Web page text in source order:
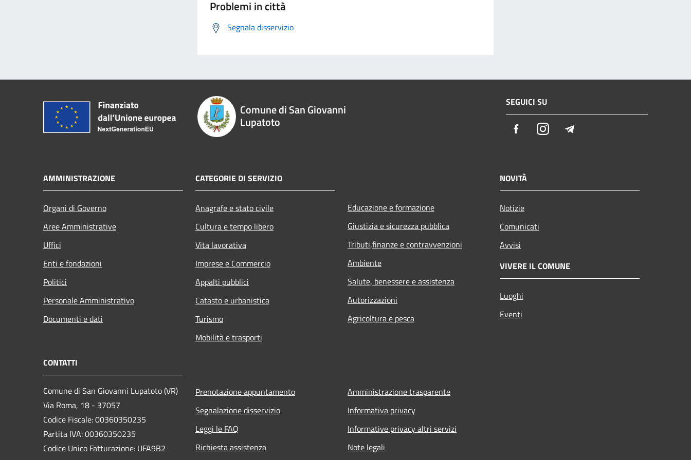
Problemi in città
Segnala disservizio
Comune di San Giovanni
Lupatoto
SEGUICI SU
FacebookInstagram
AMMINISTRAZIONE
Organi di Governo
Aree Amministrative
Uffici
Enti e fondazioni
Politici
Personale Amministrativo
Documenti e dati
CATEGORIE DI SERVIZIO
Anagrafe e stato civile
Cultura e tempo libero
Vita lavorativa
Imprese e Commercio
Appalti pubblici
Catasto e urbanistica
Turismo
Mobilità e trasporti
Educazione e formazione
Giustizia e sicurezza pubblica
Tributi,finanze e contravvenzioni
Ambiente
Salute, benessere e assistenza
Autorizzazioni
Agricoltura e pesca
NOVITÀ
Notizie
Comunicati
Avvisi
VIVERE IL COMUNE
Luoghi
Eventi
CONTATTI
Comune di San Giovanni Lupatoto (VR)
Via Roma, 18 - 37057
Codice Fiscale: 00360350235
Partita IVA: 00360350235
Codice Unico Fatturazione: UFA9B2
Prenotazione appuntamento
Segnalazione disservizio
Leggi le FAQ
Richiesta assistenza
Amministrazione trasparente
Informativa privacy
Informative privacy altri servizi
Note legali